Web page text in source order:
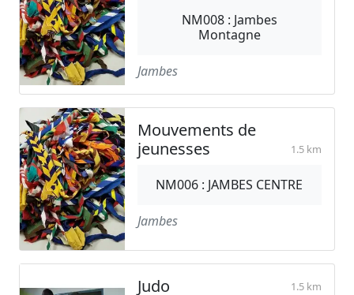
NM008 : Jambes
Montagne
Jambes
Mouvements de
jeunesses
1.5 km
NM006 : JAMBES CENTRE
Jambes
Judo 1.5 km